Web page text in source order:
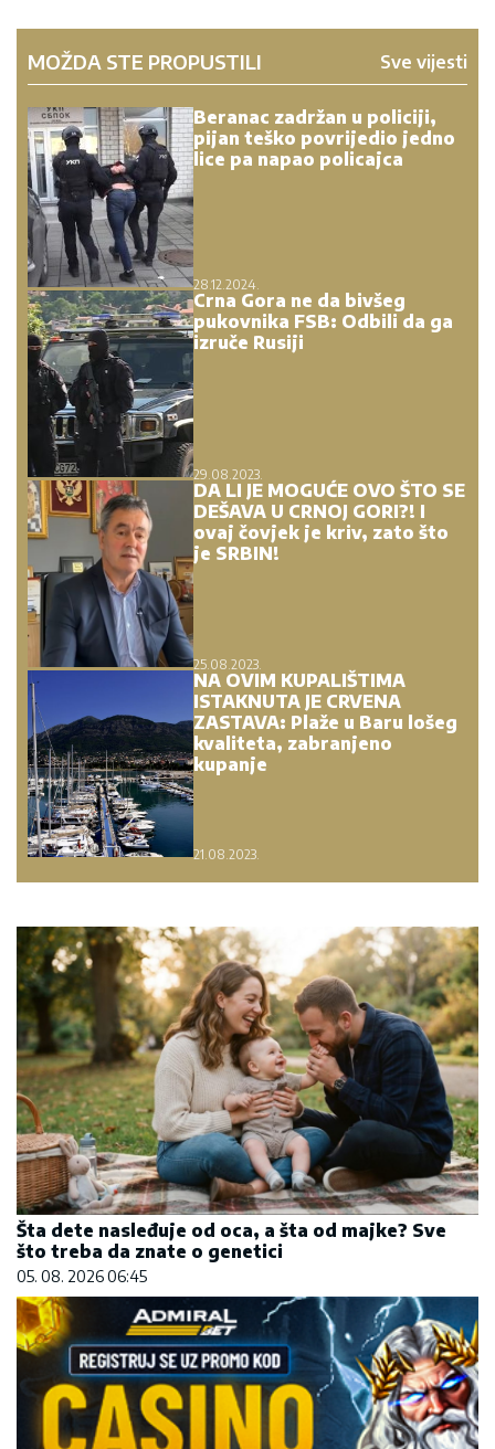
MOŽDA STE PROPUSTILI Sve vijesti
Beranac zadržan u policiji,
pijan teško povrijedio jedno
lice pa napao policajca
28.12.2024.
Crna Gora ne da bivšeg
pukovnika FSB: Odbili da ga
izruče Rusiji
29.08.2023.
DA LI JE MOGUĆE OVO ŠTO SE
DEŠAVA U CRNOJ GORI?! I
ovaj čovjek je kriv, zato što
je SRBIN!
25.08.2023.
NA OVIM KUPALIŠTIMA
ISTAKNUTA JE CRVENA
ZASTAVA: Plaže u Baru lošeg
kvaliteta, zabranjeno
kupanje
21.08.2023.
Šta dete nasleđuje od oca, a šta od majke? Sve
što treba da znate o genetici
05. 08. 2026 06:45